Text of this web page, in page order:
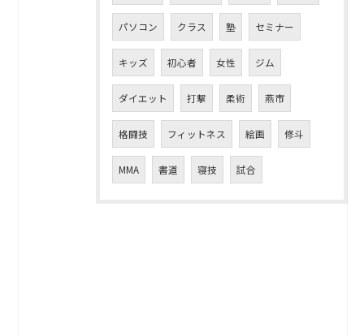
パソコン クラス 塾 セミナー
キッズ 初心者 女性 ジム
ダイエット 打撃 柔術 燕市
格闘技 フィットネス 絵画 修斗
MMA 書道 寝技 試合